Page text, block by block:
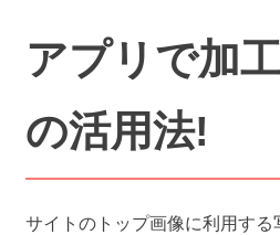
アプリで加
の活用法!
サイトのトップ画像に利用する